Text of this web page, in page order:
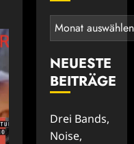
Rückblick
NEUESTE
BEITRÄGE
Drei Bands,
Noise,